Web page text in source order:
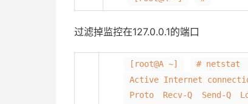
过滤掉监控在127.0.0.1的端口
[root@A ~]
#
Active Internet
Proto Recv-Q